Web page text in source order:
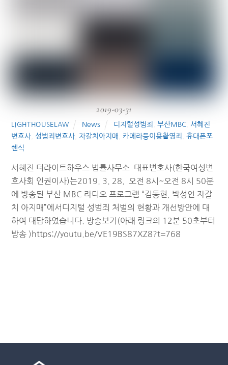
2019-03-31
LIGHTHOUSELAW News 디지털성범죄 부산MBC, 서혜진
변호사
성범죄변호사 자갈치아지매 카메라등이용촬영죄 ,휴대폰포
렌식
서혜진 더라이트하우스 법률사무소 대표변호사(한국여성변
호사회 인권이사)는2019. 3. 28. 오전 8시~오전 8시 50분
에 방송된 부산 MBC 라디오 프로그램 “김동현, 박성언 자갈
치 아지매”에서디지털 성범죄 처벌의 현황과 개선방안에 대
하여 대담하였습니다. 방송보기(아래 링크의 12분 50초부터
방송 )https://youtu.be/VE19BS87XZ8?t=768